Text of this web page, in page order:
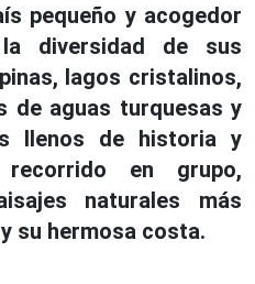
pequeño y acogedor
diversidad de sus
lagos cristalinos,
de aguas turquesas y
llenos de historia y
en grupo,
naturales más
su hermosa costa.